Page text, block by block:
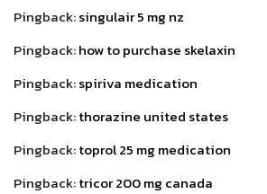
Pingback:singulair 5 mg nz
Pingback:how to purchase skelaxin
Pingback:spiriva medication
Pingback:thorazine united states
Pingback:toprol 25 mg medication
Pingback:tricor 200 mg canada